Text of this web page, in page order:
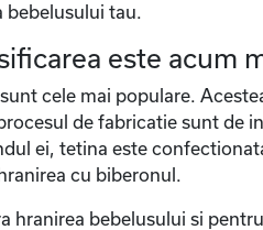
bebelusului tau.
este acum
cele mai populare.
de fabricatie sunt de
ei, tetina este
cu biberonul.
hranirea bebelusului si